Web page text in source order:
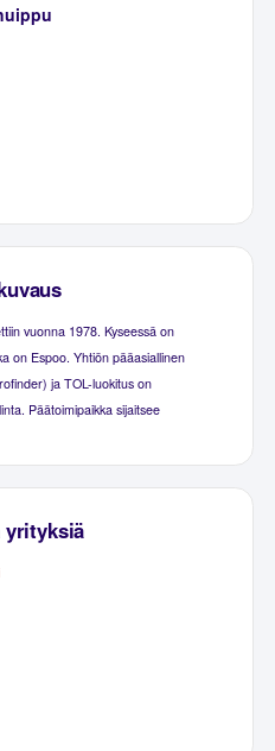
vuonna 1978. Kyseessä on
on Espoo. Yhtiön pääasiallinen
ja TOL-luokitus on
Päätoimipaikka sijaitsee
yrityksiä